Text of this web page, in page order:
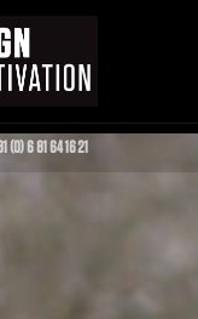
(0) 6 81 64 16 21